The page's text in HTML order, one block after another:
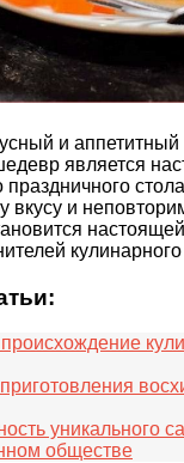
и аппетитный
является
вкусу и
кулинарного
уникального
обществе